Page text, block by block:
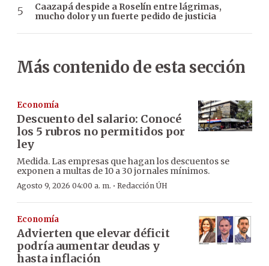
Caazapá despide a Roselín entre lágrimas,
mucho dolor y un fuerte pedido de justicia
Más contenido de esta sección
Economía
Descuento del salario: Conocé
los 5 rubros no permitidos por
ley
Medida. Las empresas que hagan los descuentos se
exponen a multas de 10 a 30 jornales mínimos.
Agosto 9, 2026 04:00 a. m. · Redacción ÚH
Economía
Advierten que elevar déficit
podría aumentar deudas y
hasta inflación